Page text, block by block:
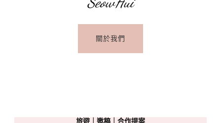
關於我們
旅遊｜邀稿｜合作提案